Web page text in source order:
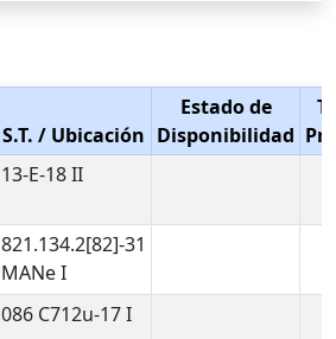
S.T. / Ubicación
Estado de
Disponibilidad
13-E-18 II
821.134.2[82]-31
MANe I
086 C712u-17 I